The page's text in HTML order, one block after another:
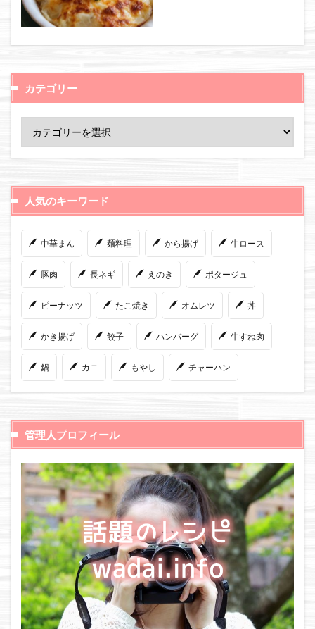
カテゴリー
人気のキーワード
中華まん 麺料理 から揚げ 牛ロース
豚肉 長ネギ えのき ポタージュ
ピーナッツ たこ焼き オムレツ 丼
かき揚げ 餃子 ハンバーグ 牛すね肉
鍋 カニ もやし チャーハン
管理人プロフィール